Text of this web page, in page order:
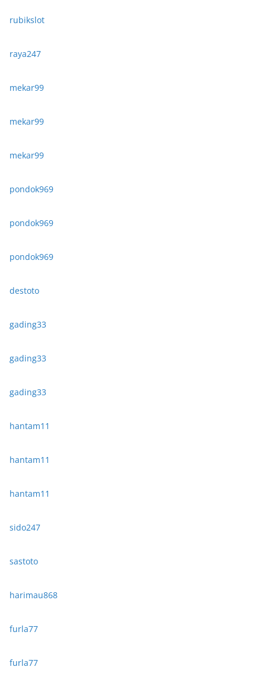
rubikslot
raya247
mekar99
mekar99
mekar99
pondok969
pondok969
pondok969
destoto
gading33
gading33
gading33
hantam11
hantam11
hantam11
sido247
sastoto
harimau868
furla77
furla77